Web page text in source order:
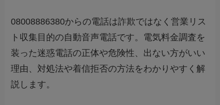
08008886380からの電話は詐欺ではなく営業リス
ト収集目的の自動音声電話です。電気料金調査を
装った迷惑電話の正体や危険性、出ない方がいい
理由、対処法や着信拒否の方法をわかりやすく解
説します。